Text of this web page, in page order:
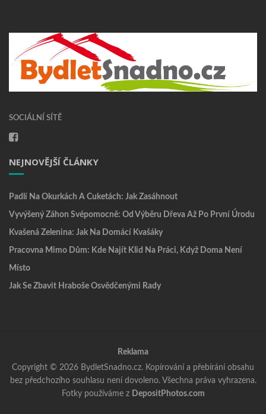
SOCIÁLNÍ SÍTĚ
NEJNOVĚJŠÍ ČLÁNKY
Padlí Na Okurkách A Cuketách: Jak Zasáhnout
Vyvýšený Záhon Svépomocně: Od Výběru Dřeva Až Po První Úrodu
Kvašená Zelenina: Jak Na Domácí Kvašáky
Pracovna Mimo Dům: Kde Najít Klid Na Práci, Když Doma Není
Místo
Jak Se Zbavit Hraboše Osvědčenými Rady
Reklama
Copyright © 2026 BydletSnadno.cz. Kopírování a přebírání obsahu
bez předchozího souhlasu není dovoleno. Všechna práva vyhrazena.
Fotky používáme z DepositPhotos.com